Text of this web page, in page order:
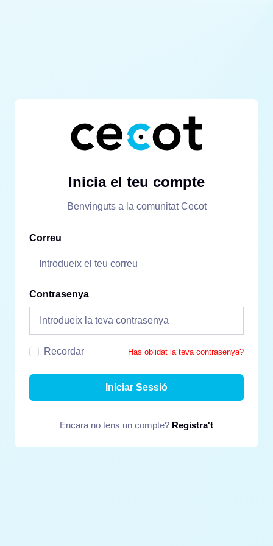
Inicia el teu compte
Benvinguts a la comunitat Cecot
Correu
Contrasenya
Recordar Has oblidat la teva contrasenya?
Iniciar Sessió
Encara no tens un compte? Registra't